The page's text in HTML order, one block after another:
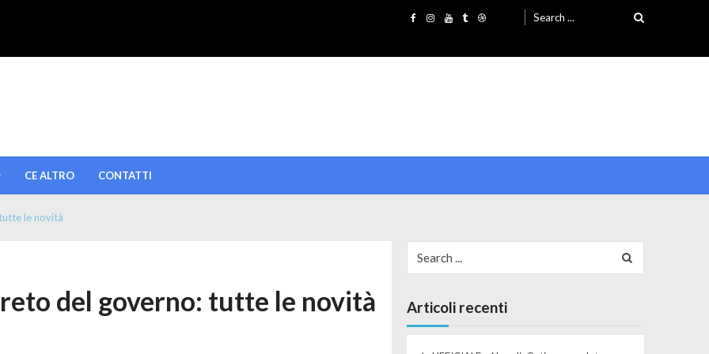
Search for:
CE ALTRO CONTATTI
le novità
del governo: tutte le novità Articoli recenti